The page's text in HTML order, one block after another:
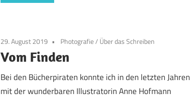
29. August 2019 Photografie/ Über das Schreiben
Vom Finden
Bei den Bücherpiraten konnte ich in den letzten Jahren
mit der wunderbaren Illustratorin Anne Hofmann